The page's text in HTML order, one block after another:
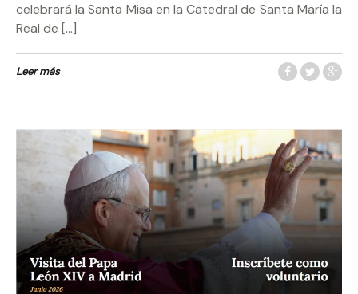
celebrará la Santa Misa en la Catedral de Santa María la
Real de […]
Leer más